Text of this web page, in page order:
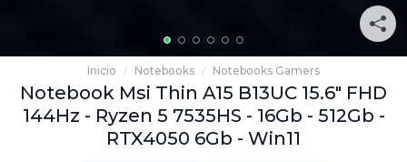
Inicio / Notebooks / Notebooks Gamers
Notebook Msi Thin A15 B13UC 15.6" FHD
144Hz - Ryzen 5 7535HS - 16Gb - 512Gb -
RTX4050 6Gb - Win11